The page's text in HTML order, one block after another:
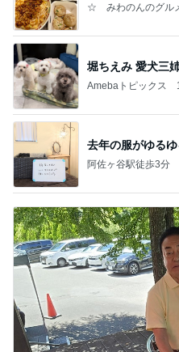
☆ みわのんのグル
堀ちえみ 愛犬三
Amebaトピックス
去年の服がゆる
阿佐ヶ谷駅徒歩3分